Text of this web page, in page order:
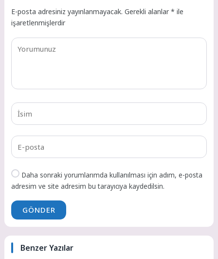
E-posta adresiniz yayınlanmayacak. Gerekli alanlar* ile
işaretlenmişlerdir
Daha sonraki yorumlarımda kullanılması için adım, e-posta
adresim ve site adresim bu tarayıcıya kaydedilsin.
GÖNDER
Benzer Yazılar